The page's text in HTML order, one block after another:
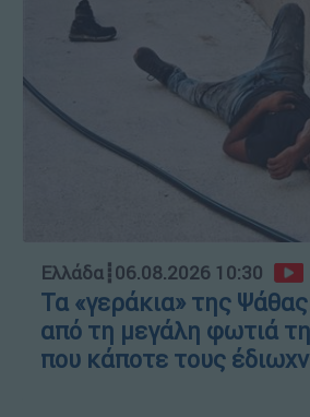
Ελλάδα┋06.08.2026 10:30
Τα «γεράκια» της
από τη μεγάλη φωτιά τη
που κάποτε τους